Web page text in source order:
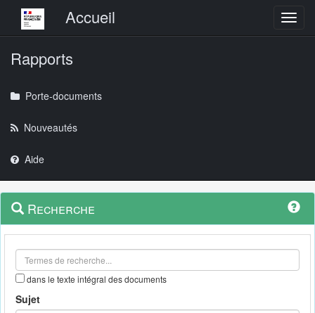
Menu principalAccueil
Rapports
Porte-documents
Nouveautés
Aide
Navigation
outils
Menu
contextuel
Recherche
dans le texte intégral des documents
Sujet